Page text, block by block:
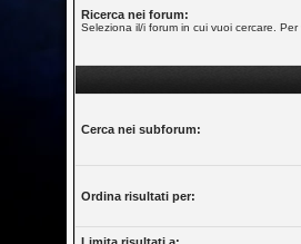
Ricerca nei forum:
Seleziona il/i forum in cui vuoi cercare.
Cerca nei subforum:
Ordina risultati per: